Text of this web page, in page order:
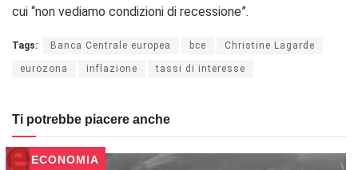
cui “non vediamo condizioni di recessione”.
Tags: Banca Centrale europea bce Christine Lagarde
eurozona inflazione tassi di interesse
Ti potrebbe piacere anche
ECONOMIA